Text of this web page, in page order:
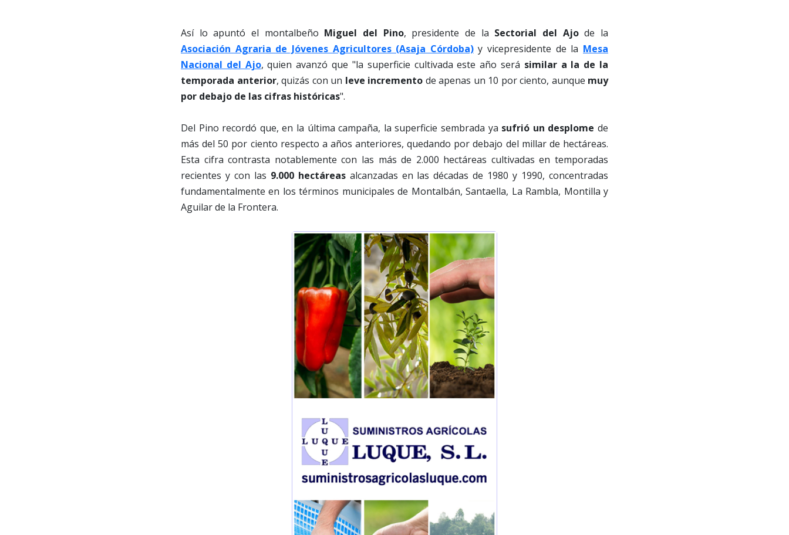
Así lo apuntó el montalbeño Miguel del Pino, presidente de la Sectorial del Ajode la
Asociación Agraria de Jóvenes Agricultores (Asaja Córdoba)y vicepresidente de la Mesa
Nacional del Ajo, quien avanzó que "la superficie cultivada este año será similar a la de la
temporada anterior, quizás con un leve incremento de apenas un 10 por ciento, aunque muy
por debajo de las cifras históricas".
Del Pino recordó que, en la última campaña, la superficie sembrada ya sufrió un desplome de
más del 50 por ciento respecto a años anteriores, quedando por debajo del millar de hectáreas.
Esta cifra contrasta notablemente con las más de 2.000 hectáreas cultivadas en temporadas
recientes y con las 9.000 hectáreasalcanzadas en las décadas de 1980 y 1990, concentradas
fundamentalmente en los términos municipales de Montalbán, Santaella, La Rambla, Montilla y
Aguilar de la Frontera.